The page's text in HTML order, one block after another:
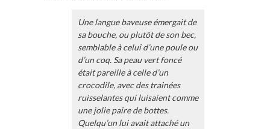
Une langue baveuse émergait de
sa bouche, ou plutôt de son bec,
semblable à celui d’une poule ou
d’un coq. Sa peau vert foncé
était pareille à celle d’un
crocodile, avec des trainées
ruisselantes qui luisaient comme
une jolie paire de bottes.
Quelqu’un lui avait attaché un